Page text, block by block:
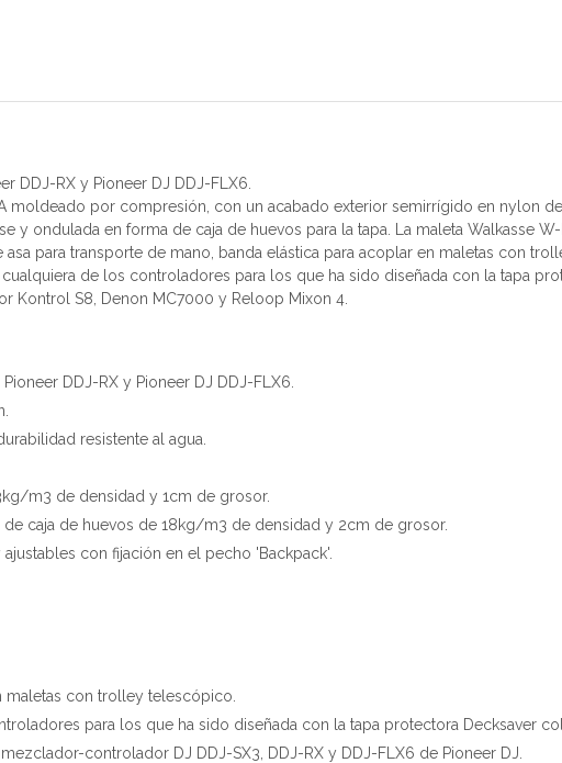
DDJ-RX y Pioneer DJ DDJ-FLX6.
moldeado por compresión, con un acabado exterior semirrígido en nylon
y ondulada en forma de caja de huevos para la tapa. La maleta Walkasse
para transporte de mano, banda elástica para acoplar en maletas con
de los controladores para los que ha sido diseñada con la tapa
Kontrol S8, Denon MC7000 y Reloop Mixon 4.
DDJ-RX y Pioneer DJ DDJ-FLX6.
resistente al agua.
m3 de densidad y 1cm de grosor.
caja de huevos de 18kg/m3 de densidad y 2cm de grosor.
con fijación en el pecho 'Backpack'.
maletas con trolley telescópico.
para los que ha sido diseñada con la tapa protectora Decksaver
controlador DJ DDJ-SX3, DDJ-RX y DDJ-FLX6 de Pioneer DJ.